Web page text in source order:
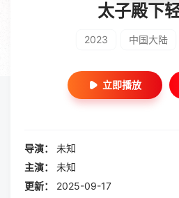
太子殿下
2023 中国大陆
立即播放
导演：
未知
主演：
未知
更新：
2025-09-17